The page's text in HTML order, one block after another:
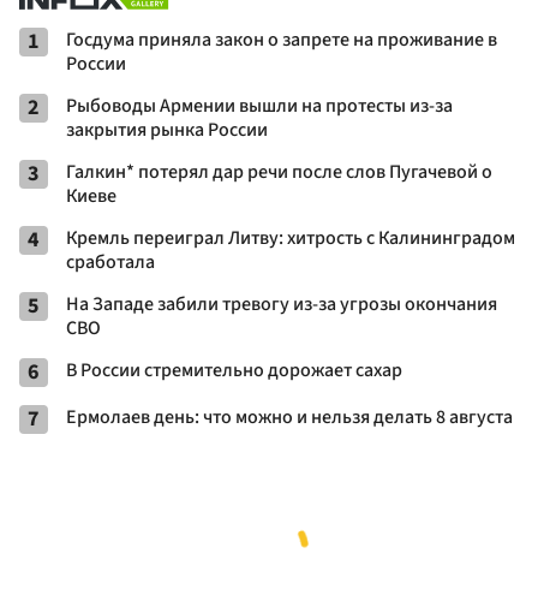
1
Госдума приняла закон о запрете на проживание в
России
2
Рыбоводы Армении вышли на протесты из-за
закрытия рынка России
3
Галкин* потерял дар речи после слов Пугачевой о
Киеве
4
Кремль переиграл Литву: хитрость с Калининградом
сработала
5
На Западе забили тревогу из-за угрозы окончания
СВО
6 В России стремительно дорожает сахар
7 Ермолаев день: что можно и нельзя делать 8 августа